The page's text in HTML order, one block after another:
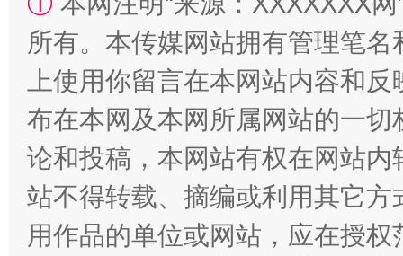
国家大学科技园优化重塑工作
所有。本传媒网站拥有管理笔
上使用你留言在本网站内容和
布在本网及本网所属网站的一
论和投稿，本网站有权在网站
站不得转载、摘编或利用其它
用作品的单位或网站，应在授